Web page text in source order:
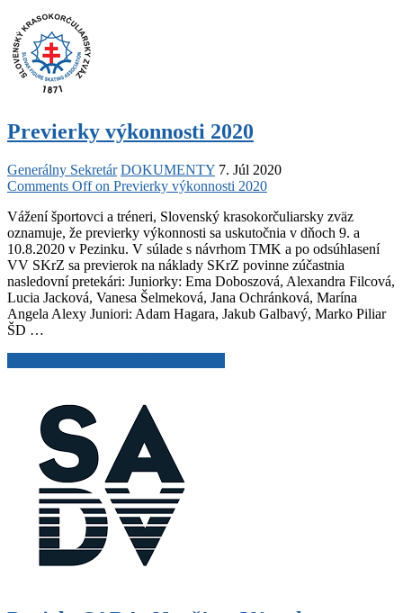
Previerky výkonnosti 2020
Generálny Sekretár DOKUMENTY 7. Júl 2020
Comments Offon Previerky výkonnosti 2020
Vážení športovci a tréneri, Slovenský krasokorčuliarsky zväz
oznamuje, že previerky výkonnosti sa uskutočnia v dňoch 9. a
10.8.2020 v Pezinku. V súlade s návrhom TMK a po odsúhlasení
VV SKrZ sa previerok na náklady SKrZ povinne zúčastnia
nasledovní pretekári: Juniorky: Ema Doboszová, Alexandra Filcová,
Lucia Jacková, Vanesa Šelmeková, Jana Ochránková, Marína
Angela Alexy Juniori: Adam Hagara, Jakub Galbavý, Marko Piliar
ŠD …